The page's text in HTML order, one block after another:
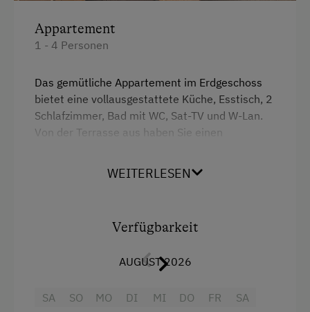
Kinderspielplatz
Ausstattung der Wohneinheit
Bettwäsche vorhanden
E-Herd
Kaffeemaschine
Appartement
1 - 4 Personen
Das gemütliche Appartement im Erdgeschoss
bietet eine vollausgestattete Küche, Esstisch, 2
Schlafzimmer, Bad mit WC, Sat-TV und W-Lan.
Von der Terrasse aus haben Sie einen
Doppelbett (Kingsize)
WEITERLESEN
Verfügbarkeit
AUGUST 2026
SA
SO
MO
DI
MI
DO
FR
SA